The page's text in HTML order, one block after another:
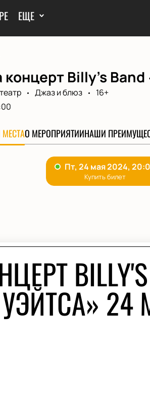
ЕЩЕ
Billy's
Джаз и блюз
16+
О МЕРОПРИЯТИИНАШИ
BILLY'S
24